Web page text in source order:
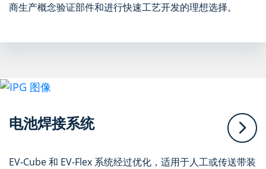
商生产概念验证部件和进行快速工艺开发的理想选择。
电池焊接系统
EV-Cube 和 EV-Flex 系统经过优化，适用于人工或传送带装